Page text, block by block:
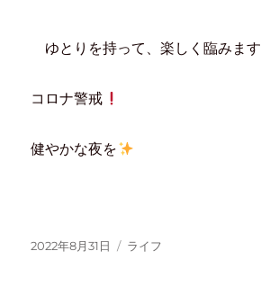
ゆとりを持って、楽しく臨みます
コロナ警戒
健やかな夜を
2022年8月31日 ライフ